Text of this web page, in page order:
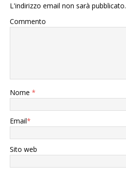
L'indirizzo email non sarà pubblicato.
Commento
Nome *
Email*
Sito web